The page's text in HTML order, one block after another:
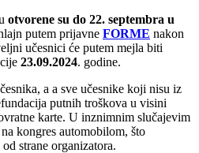
otvorene su do 22. septembra u
putem prijavne FORME nakon
učesnici će putem mejla biti
23.09.2024. godine.
a a sve učesnike koji nisu iz
putnih troškova u visini
karte. U inznimnim slučajevim
kongres automobilom, što
strane organizatora.